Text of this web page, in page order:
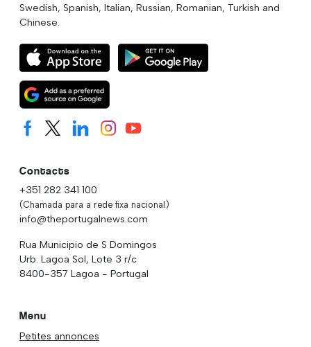
Swedish, Spanish, Italian, Russian, Romanian, Turkish and
Chinese.
Contacts
+351 282 341 100
(Chamada para a rede fixa nacional)
info@theportugalnews.com
Rua Municipio de S Domingos
Urb. Lagoa Sol, Lote 3 r/c
8400-357 Lagoa - Portugal
Menu
Petites annonces